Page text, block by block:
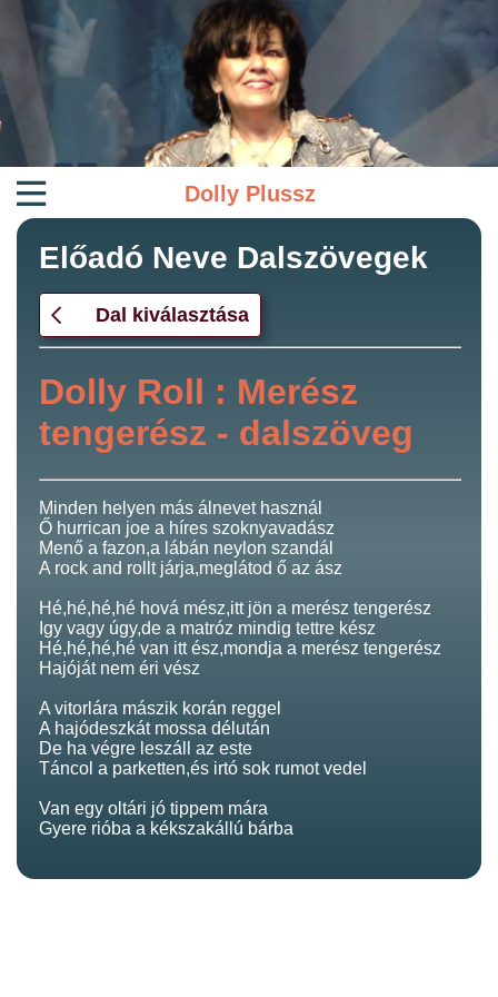
Dolly Plussz
Előadó Neve Dalszövegek
Dal kiválasztása
Dolly Roll : Merész
tengerész - dalszöveg
Minden helyen más álnevet használ
Ő hurrican joe a híres szoknyavadász
Menő a fazon,a lábán neylon szandál
A rock and rollt járja,meglátod ő az ász
Hé,hé,hé,hé hová mész,itt jön a merész tengerész
Igy vagy úgy,de a matróz mindig tettre kész
Hé,hé,hé,hé van itt ész,mondja a merész tengerész
Hajóját nem éri vész
A vitorlára mászik korán reggel
A hajódeszkát mossa délután
De ha végre leszáll az este
Táncol a parketten,és irtó sok rumot vedel
Van egy oltári jó tippem mára
Gyere rióba a kékszakállú bárba